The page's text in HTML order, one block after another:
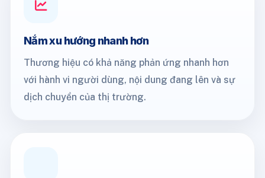
Nắm xu hướng nhanh hơn
Thương hiệu có khả năng phản ứng nhanh hơn
với hành vi người dùng, nội dung đang lên và sự
dịch chuyển của thị trường.